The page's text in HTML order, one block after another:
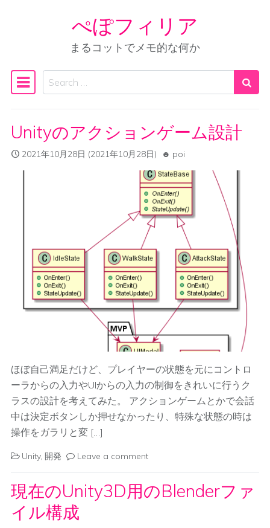
Skip to content
ぺぽフィリア
まるコットでメモ的な何か
Main Navigation
Search
Unityのアクションゲーム設計
2021年10月28日 (2021年10月28日) poi
ほぼ自己満足だけど、プレイヤーの状態を元にコントロ
ーラからの入力やUIからの入力の制御をきれいに行うク
ラスの設計を考えてみた。 アクションゲームとかで会話
中は決定ボタンしか押せなかったり、特殊な状態の時は
操作をガラリと変 […]
Unity, 開発 Leave a comment
現在のUnity3D用のBlenderファ
イル構成